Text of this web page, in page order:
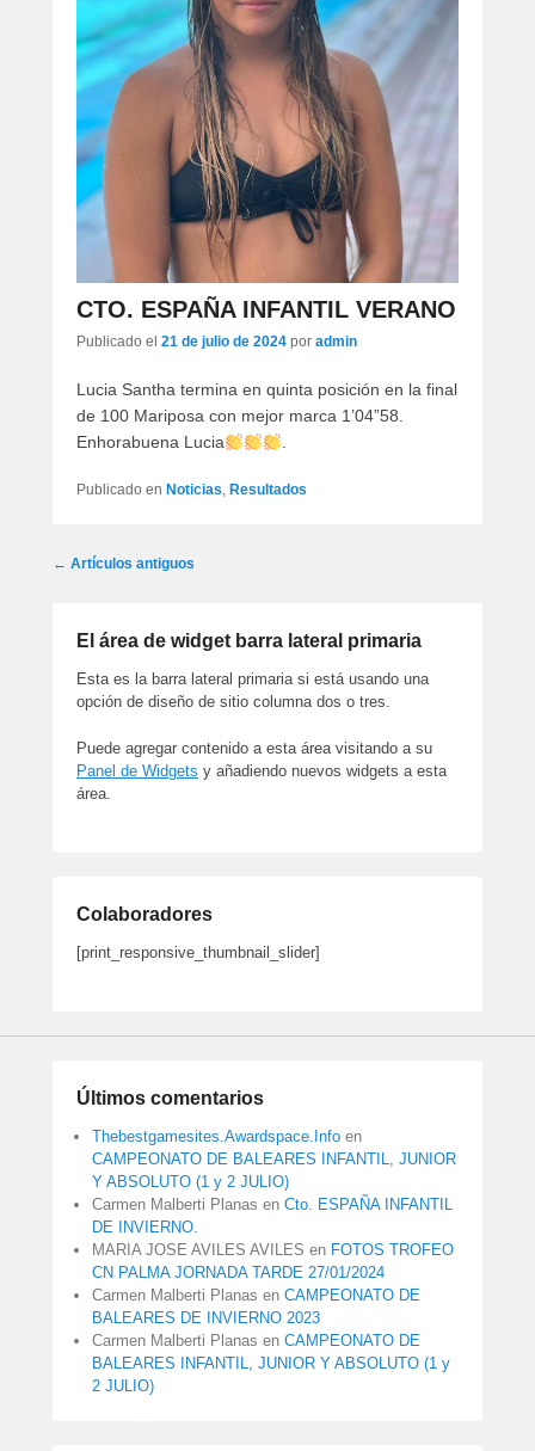
CTO. ESPAÑA INFANTIL VERANO
Publicado el 21 de julio de 2024 por admin
Lucia Santha termina en quinta posición en la final
de 100 Mariposa con mejor marca 1’04”58.
Enhorabuena Lucia
Publicado en Noticias, Resultados
Navegación
artículos
← Artículos antiguos
El área de widget barra lateral primaria
Esta es la barra lateral primaria si está usando una
opción de diseño de sitio columna dos o tres.
Puede agregar contenido a esta área visitando a su
Panel de Widgets y añadiendo nuevos widgets a esta
área.
Colaboradores
[print_responsive_thumbnail_slider]
Últimos comentarios
Thebestgamesites.Awardspace.Info en
CAMPEONATO DE BALEARES INFANTIL, JUNIOR
Y ABSOLUTO (1 y 2 JULIO)
Carmen Malberti Planas en Cto. ESPAÑA INFANTIL
DE INVIERNO.
MARIA JOSE AVILES AVILES en FOTOS TROFEO
CN PALMA JORNADA TARDE 27/01/2024
Carmen Malberti Planas en CAMPEONATO DE
BALEARES DE INVIERNO 2023
Carmen Malberti Planas en CAMPEONATO DE
BALEARES INFANTIL, JUNIOR Y ABSOLUTO (1 y
2 JULIO)